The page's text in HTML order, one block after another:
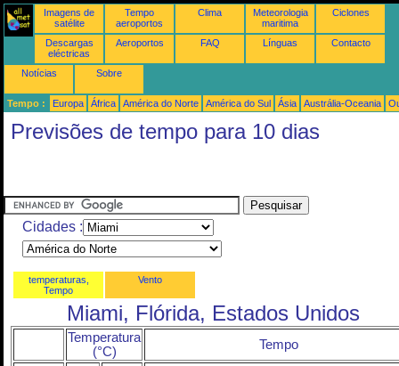
Imagens de
satélite
Tempo
aeroportos
Clima
Meteorologia
maritima
Ciclones
Descargas
eléctricas
Aeroportos FAQ Línguas Contacto
Notícias Sobre
Tempo : Europa África América do Norte América do Sul Ásia Austrália-Oceania
Previsões de tempo para 10 dias
Cidades :
temperaturas,
Tempo
Vento
Miami, Flórida, Estados Unidos
Temperatura
(°C)
Tempo